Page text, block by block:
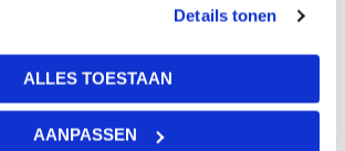
Details tonen
ALLES TOESTAAN
AANPASSEN